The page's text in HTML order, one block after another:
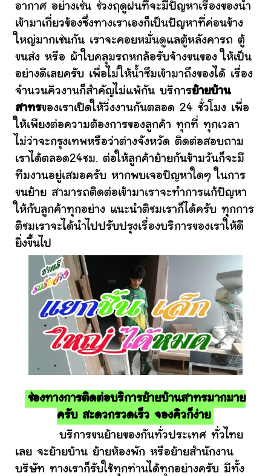
อากาศ อย่างเช่น ช่วงฤดูฝนที่จะมีปัญหาเรื่องของน้ำ
เข้ามาเกี่ยวข้องซึ่งทางเราเองก็เป็นปัญหาที่ค่อนข้าง
ใหญ่มากเช่นกัน เราจะคอยหมั่นดูแลตู้หลังคารถ ตู้
ขนส่ง หรือ ผ้าใบคลุมรถหกล้อรับจ้างขนของ ให้เป็น
อย่างดีเลยครับ เพื่อไม่ให้น้ำซึมเข้ามาถึงของได้ เรื่อง
จำนวนคิวงานก็สำคัญไม่แพ้กัน บริการย้ายบ้าน
สาทรของเราเปิดให้วิ่งงานกันตลอด 24 ชั่วโมง เพื่อ
ให้เพียงต่อความต้องการของลูกค้า ทุกที่ ทุกเวลา
ไม่ว่าจะกรุงเทพหรือว่าต่างจังหวัด ติดต่อสอบถาม
เราได้ตลอด24ชม. ต่อให้ลูกค้าย้ายกันข้ามวันก็จะมี
ทีมงานอยู่เสมอครับ หากพบเจอปัญหาใดๆ ในการ
ขนย้าย สามารถติดต่อเข้ามาเราจะทำการแก้ปัญหา
ให้กับลูกค้าทุกอย่าง แนะนำติชมเราก็ได้ครับ ทุกการ
ติชมเราจะได้นำไปปรับปรุงเรื่องบริการของเราให้ดี
ยิ่งขึ้นไป
ช่องทางการติดต่อบริการย้ายบ้านสาทรมากมาย
ครับ สะดวกรวดเร็ว จองคิวก็ง่าย
บริการขนย้ายของกันทั่วประเทศ ทั่วไทย
เลย จะย้ายบ้าน ย้ายห้องพัก หรือย้ายสำนักงาน
บริษัท ทางเราก็รับใช้ทุกท่านได้ทุกอย่างครับ มีทั้ง